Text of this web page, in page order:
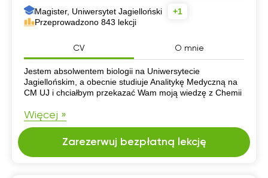
Magister, Uniwersytet Jagielloński
+1
Przeprowadzono 843 lekcji
CV O mnie
CV
Jestem absolwentem biologii na Uniwersytecie
Jagiellońskim, a obecnie studiuje Analitykę Medyczną na
CM UJ i chciałbym przekazać Wam moją wiedzę z Chemii
Więcej »
Zarezerwuj bezpłatną lekcję